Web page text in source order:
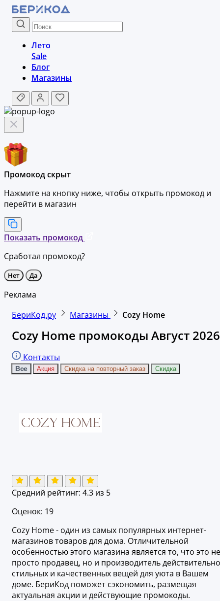
Лето
Sale
Блог
Магазины
Промокод скрыт
Нажмите на кнопку ниже, чтобы открыть промокод и
перейти в магазин
Показать промокод
Сработал промокод?
Нет Да
Реклама
БериКод.ру
Магазины Cozy Home
Cozy Home промокоды Август 2026
Контакты
Все Акция Скидка на повторный заказ Скидка
Средний рейтинг: 4.3 из 5
Оценок: 19
Cozy Home - один из самых популярных интернет-
магазинов товаров для дома. Отличительной
особенностью этого магазина является то, что это не
просто продавец, но и производитель действительно
стильных и качественных вещей для уюта в Вашем
доме. БериКод поможет сэкономить, размещая
актуальная акции и действующие промокоды.